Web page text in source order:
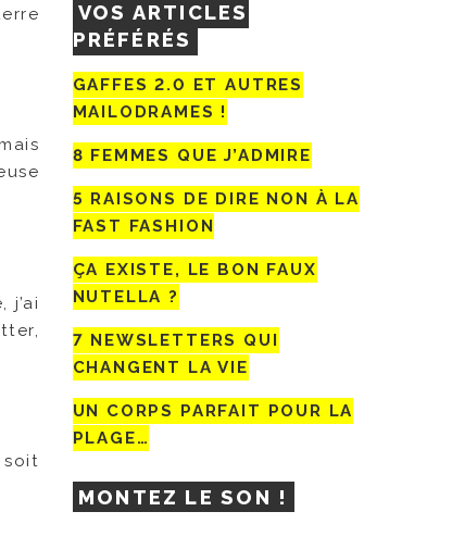
j’ai
soit
VOS ARTICLES
PRÉFÉRÉS
GAFFES 2.0 ET AUTRES
MAILODRAMES !
8 FEMMES QUE J’ADMIRE
5 RAISONS DE DIRE NON À LA
FAST FASHION
ÇA EXISTE, LE BON FAUX
NUTELLA ?
7 NEWSLETTERS QUI
CHANGENT LA VIE
UN CORPS PARFAIT POUR LA
PLAGE…
MONTEZ LE SON !